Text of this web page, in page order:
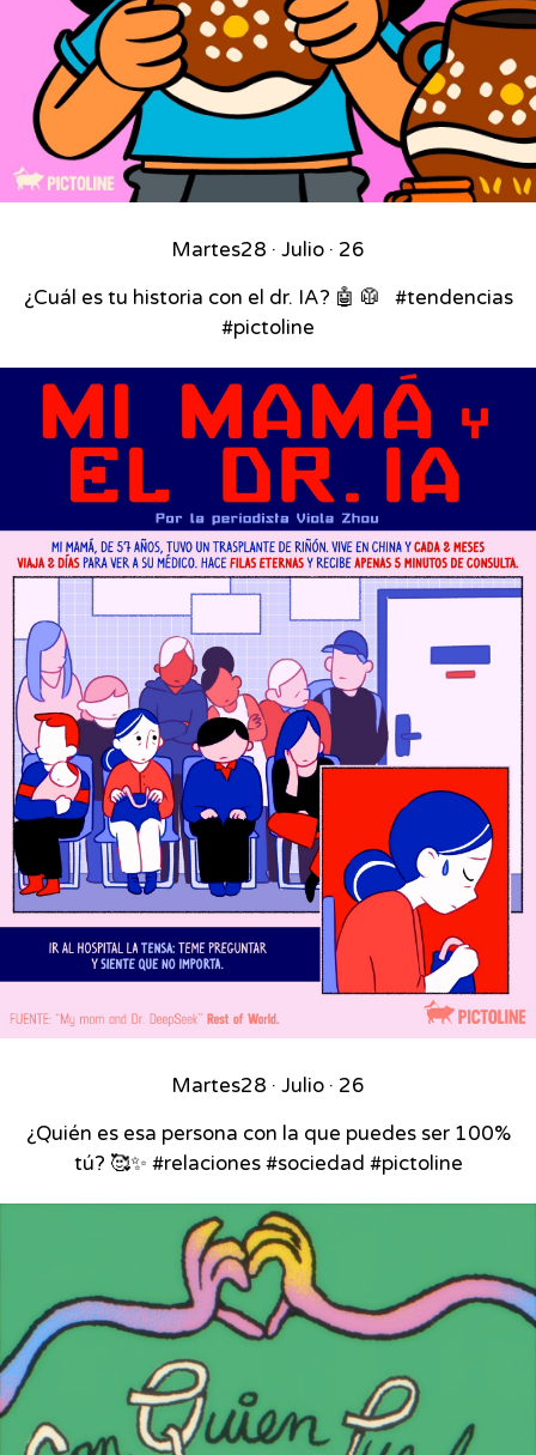
Martes28 · Julio · 26
¿Cuál es tu historia con el dr. IA? 🤖 🥼 ⁣ ⁣ #tendencias
#pictoline
Martes28 · Julio · 26
¿Quién es esa persona con la que puedes ser 100%
tú? 🥰✨ #relaciones #sociedad #pictoline